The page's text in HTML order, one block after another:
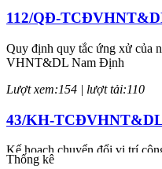
112/QĐ-
Quy định quy tắc ứng xử của
VHNT&DL Nam Định
Lượt xem:154 | lượt tải:110
43/KH-
Kế hoạch chuyển đổi vị trí
Thống kê